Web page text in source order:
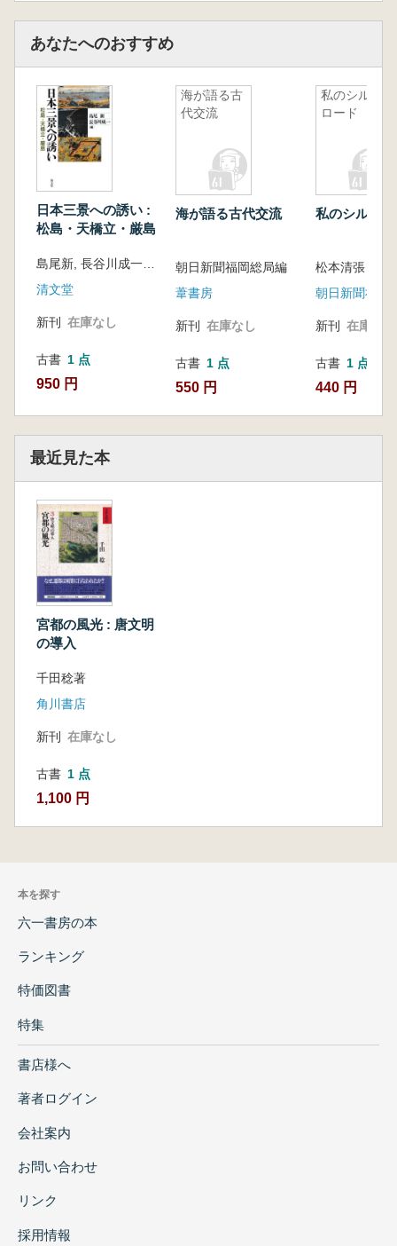
あなたへのおすすめ
日本三景への誘い :
松島・天橋立・厳島
島尾新, 長谷川成一 編
清文堂
新刊 在庫なし
古書 1 点
950 円
海が語る古
代交流
海が語る古代交流
朝日新聞福岡総局編
葦書房
新刊 在庫なし
古書 1 点
550 円
私のシルク
ロード
私のシルク
松本清張 [ほ
朝日新聞社
新刊 在庫なし
古書 1 点
440 円
最近見た本
宮都の風光 : 唐文明
の導入
千田稔著
角川書店
新刊 在庫なし
古書 1 点
1,100 円
本を探す
六一書房の本
ランキング
特価図書
特集
書店様へ
著者ログイン
会社案内
お問い合わせ
リンク
採用情報